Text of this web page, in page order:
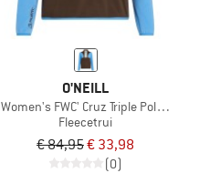
O'NEILL
Women's FWC' Cruz Triple Polartec
Fleecetrui
€ 84,95€ 33,98
(0)